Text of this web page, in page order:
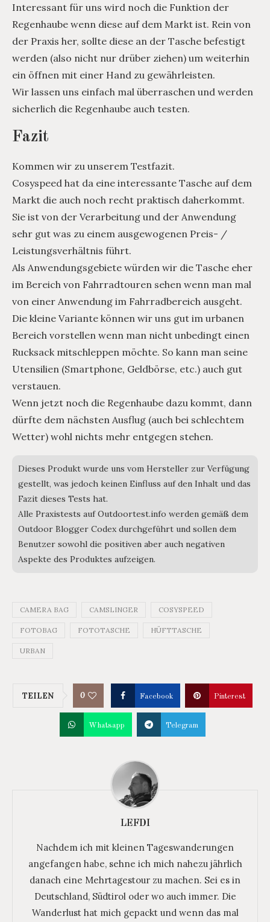
Interessant für uns wird noch die Funktion der
Regenhaube wenn diese auf dem Markt ist. Rein von
der Praxis her, sollte diese an der Tasche befestigt
werden (also nicht nur drüber ziehen) um weiterhin
ein öffnen mit einer Hand zu gewährleisten.
Wir lassen uns einfach mal überraschen und werden
sicherlich die Regenhaube auch testen.
Fazit
Kommen wir zu unserem Testfazit.
Cosyspeed hat da eine interessante Tasche auf dem
Markt die auch noch recht praktisch daherkommt.
Sie ist von der Verarbeitung und der Anwendung
sehr gut was zu einem ausgewogenen Preis- /
Leistungsverhältnis führt.
Als Anwendungsgebiete würden wir die Tasche eher
im Bereich von Fahrradtouren sehen wenn man mal
von einer Anwendung im Fahrradbereich ausgeht.
Die kleine Variante können wir uns gut im urbanen
Bereich vorstellen wenn man nicht unbedingt einen
Rucksack mitschleppen möchte. So kann man seine
Utensilien (Smartphone, Geldbörse, etc.) auch gut
verstauen.
Wenn jetzt noch die Regenhaube dazu kommt, dann
dürfte dem nächsten Ausflug (auch bei schlechtem
Wetter) wohl nichts mehr entgegen stehen.
Dieses Produkt wurde uns vom Hersteller zur Verfügung
gestellt, was jedoch keinen Einfluss auf den Inhalt und das
Fazit dieses Tests hat.
Alle Praxistests auf Outdoortest.info werden gemäß dem
Outdoor Blogger Codex durchgeführt und sollen dem
Benutzer sowohl die positiven aber auch negativen
Aspekte des Produktes aufzeigen.
CAMERA BAG CAMSLINGER COSYSPEED
FOTOBAG FOTOTASCHE HÜFTTASCHE
URBAN
TEILEN 0 Facebook Pinterest
Whatsapp Telegram
LEFDI
Nachdem ich mit kleinen Tageswanderungen
angefangen habe, sehne ich mich nahezu jährlich
danach eine Mehrtagestour zu machen. Sei es in
Deutschland, Südtirol oder wo auch immer. Die
Wanderlust hat mich gepackt und wenn das mal